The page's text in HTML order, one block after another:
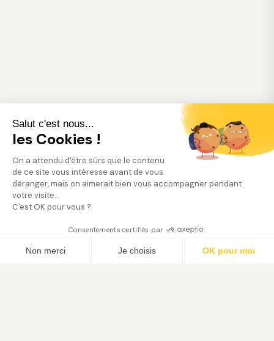
Salut c'est nous...
les Cookies !
On a attendu d'être sûrs que le contenu
de ce site vous intéresse avant de vous
déranger, mais on aimerait bien vous accompagner pendant
votre visite...
C'est OK pour vous ?
Consentements certifiés par
Non merci Je choisis OK pour moi
Trouver mon jardinier